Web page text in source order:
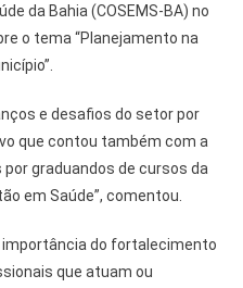
da Bahia (COSEMS-BA) no
o tema “Planejamento na
e desafios do setor por
que contou também com a
graduandos de cursos da
em Saúde”, comentou.
do fortalecimento
que atuam ou